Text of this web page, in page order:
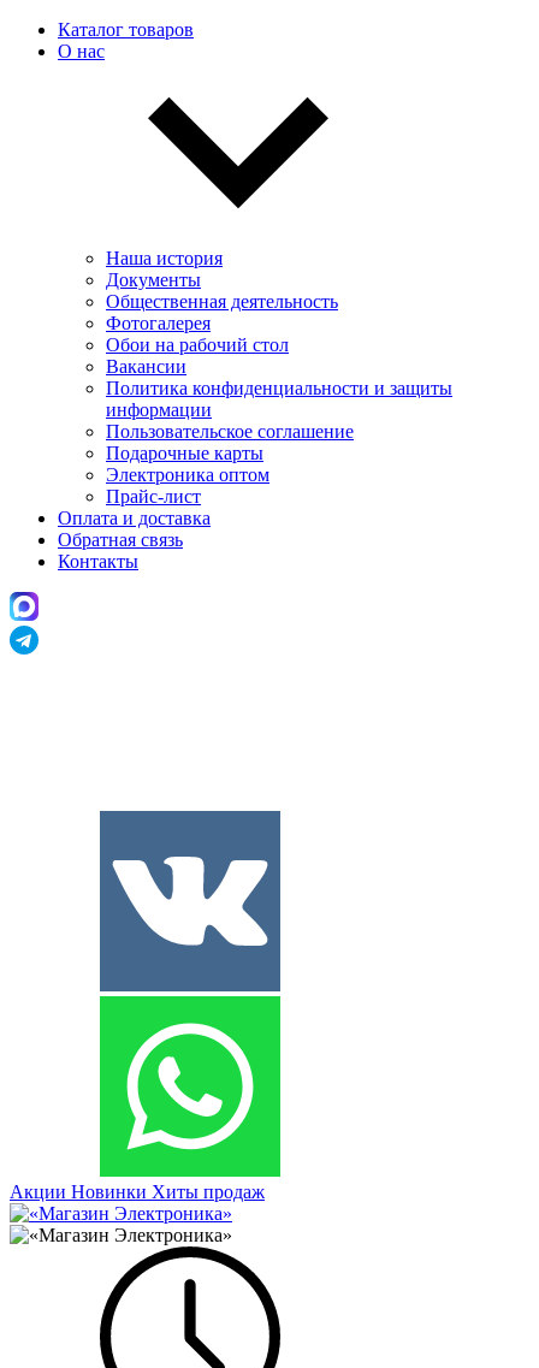
Каталог товаров
О нас
Наша история
Документы
Общественная деятельность
Фотогалерея
Обои на рабочий стол
Вакансии
Политика конфиденциальности и защиты
информации
Пользовательскоe соглашение
Подарочные карты
Электроника оптом
Прайс-лист
Оплата и доставка
Обратная связь
Контакты
Акции Новинки Хиты продаж